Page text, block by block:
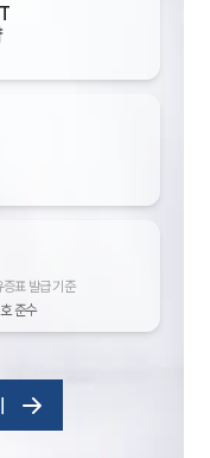
표 발급 기준
준수